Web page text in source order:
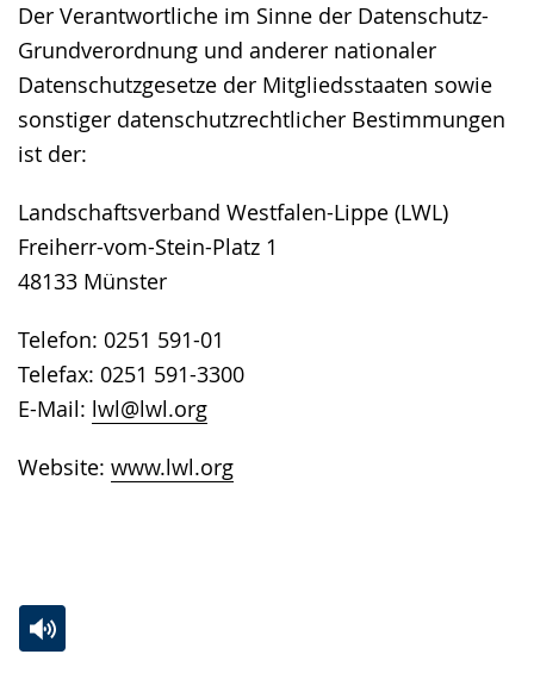
Der Verantwortliche im Sinne der Datenschutz-
Grundverordnung und anderer nationaler
Datenschutzgesetze der Mitgliedsstaaten sowie
sonstiger datenschutzrechtlicher Bestimmungen
ist der:
Landschaftsverband Westfalen-Lippe (LWL)
Freiherr-vom-Stein-Platz 1
48133 Münster
Telefon: 0251 591-01
Telefax: 0251 591-3300
E-Mail: lwl@lwl.org
Website: www.lwl.org
Gebärdensprache
wird
angezeigt.